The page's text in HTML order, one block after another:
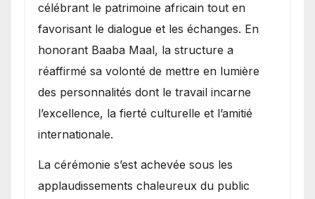
célébrant le patrimoine africain tout en
favorisant le dialogue et les échanges. En
honorant Baaba Maal, la structure a
réaffirmé sa volonté de mettre en lumière
des personnalités dont le travail incarne
l’excellence, la fierté culturelle et l’amitié
internationale.
​La cérémonie s’est achevée sous les
applaudissements chaleureux du public